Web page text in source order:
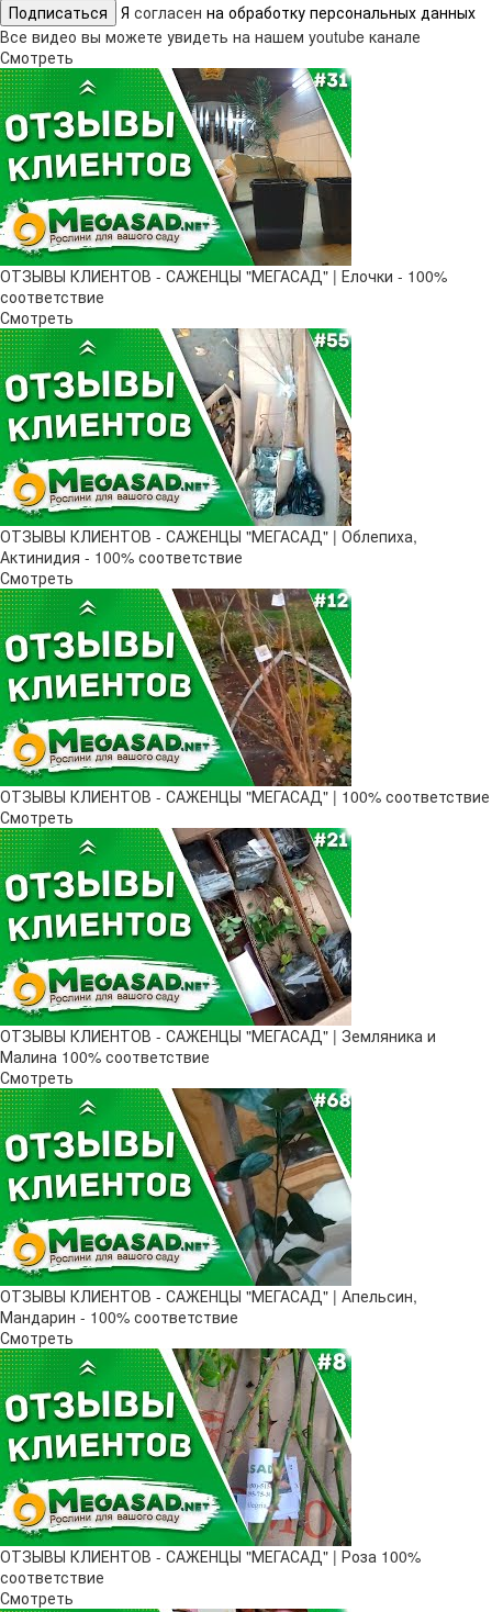
Подписаться Я согласен на обработку персональных данных
Все видео вы можете увидеть на нашем youtube канале
Смотреть
ОТЗЫВЫ КЛИЕНТОВ - САЖЕНЦЫ "МЕГАСАД" | Елочки - 100%
соответствие
Смотреть
ОТЗЫВЫ КЛИЕНТОВ - САЖЕНЦЫ "МЕГАСАД" | Облепиха,
Актинидия - 100% соответствие
Смотреть
ОТЗЫВЫ КЛИЕНТОВ - САЖЕНЦЫ "МЕГАСАД" | 100% соответствие
Смотреть
ОТЗЫВЫ КЛИЕНТОВ - САЖЕНЦЫ "МЕГАСАД" | Земляника и
Малина 100% соответствие
Смотреть
ОТЗЫВЫ КЛИЕНТОВ - САЖЕНЦЫ "МЕГАСАД" | Апельсин,
Мандарин - 100% соответствие
Смотреть
ОТЗЫВЫ КЛИЕНТОВ - САЖЕНЦЫ "МЕГАСАД" | Роза 100%
соответствие
Смотреть